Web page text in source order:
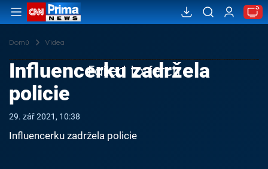
Domů Videa
Failed to fetch
Influencerku zadržela
policie
29. zář 2021, 10:38
Influencerku zadržela policie